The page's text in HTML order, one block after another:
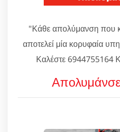
"Κάθε απολύμανση που
αποτελεί μία κορυφαία
Καλέστε 6944755164